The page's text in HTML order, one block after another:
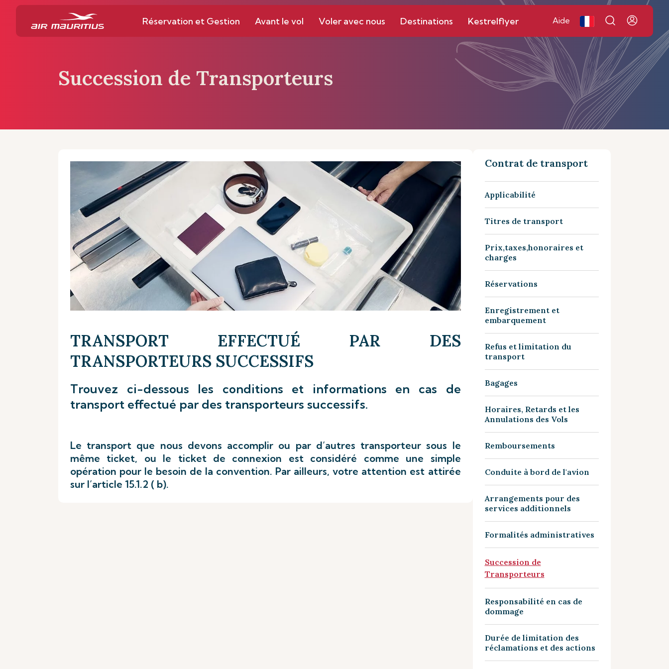
Réservation et Gestion Avant le vol Voler avec nous Destinations Kestrelflyer Aide
Succession de Transporteurs
TRANSPORT EFFECTUÉ PAR DES
TRANSPORTEURS SUCCESSIFS
Trouvez ci-dessous les conditions et informations en cas de
transport effectué par des transporteurs successifs.
Le transport que nous devons accomplir ou par d’autres transporteur sous le
même ticket, ou le ticket de connexion est considéré comme une simple
opération pour le besoin de la convention. Par ailleurs, votre attention est attirée
sur l’article 15.1.2 ( b).
Contrat de transport
Applicabilité
Titres de transport
Prix,taxes,honoraires et
charges
Réservations
Enregistrement et
embarquement
Refus et limitation du
transport
Bagages
Horaires, Retards et les
Annulations des Vols
Remboursements
Conduite à bord de l'avion
Arrangements pour des
services additionnels
Formalités administratives
Succession de
Transporteurs
Responsabilité en cas de
dommage
Durée de limitation des
réclamations et des actions